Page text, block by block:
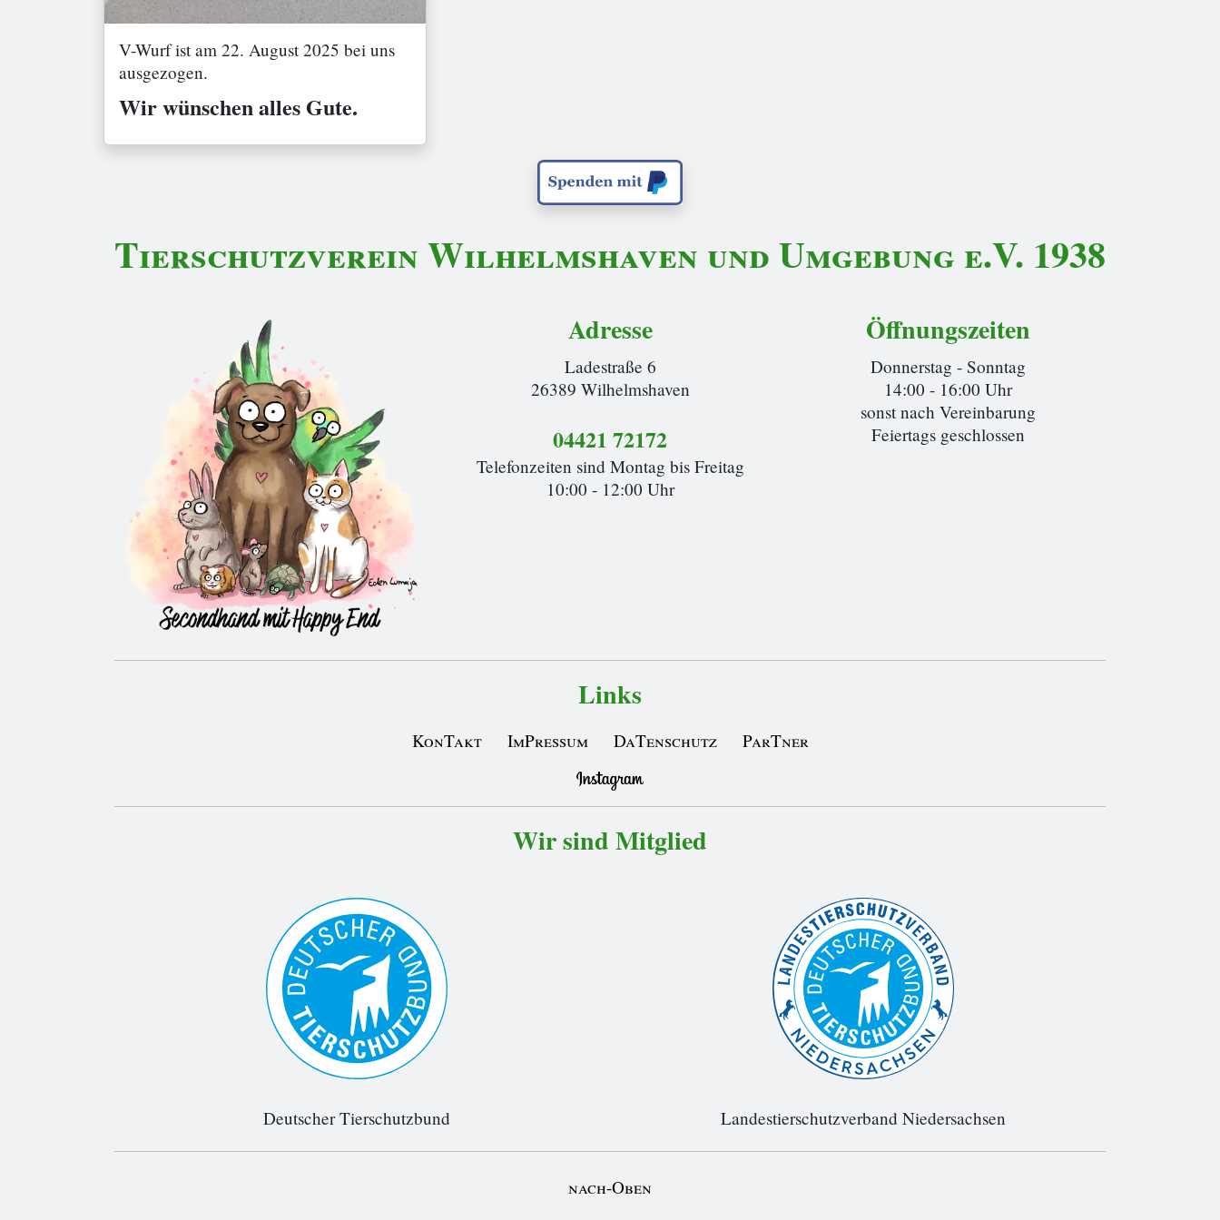
V-Wurf ist am 22. August 2025 bei uns
ausgezogen.
Wir wünschen alles Gute.
Tierschutzverein Wilhelmshaven und Umgebung e.V. 1938
Adresse
Ladestraße 6
26389 Wilhelmshaven
04421 72172
Telefonzeiten sind Montag bis Freitag
10:00 - 12:00 Uhr
Öffnungszeiten
Donnerstag - Sonntag
14:00 - 16:00 Uhr
sonst nach Vereinbarung
Feiertags geschlossen
Links
KonTakt ImPressum DaTenschutz ParTner
Wir sind Mitglied
Deutscher Tierschutzbund Landestierschutzverband Niedersachsen
nach-Oben